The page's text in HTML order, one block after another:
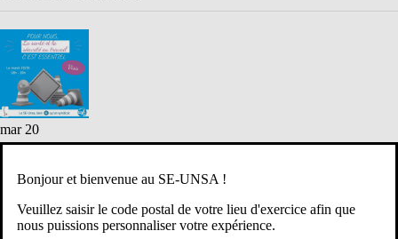
mar 20
Visio « Santé et sécurité au travail »
20 janvier 18:00à19:00
"Santé
Nom Prénom
Bonjour et bienvenue au SE-UNSA !
Veuillez saisir le code postal de votre lieu d'exercice afin que
nous puissions personnaliser votre expérience.